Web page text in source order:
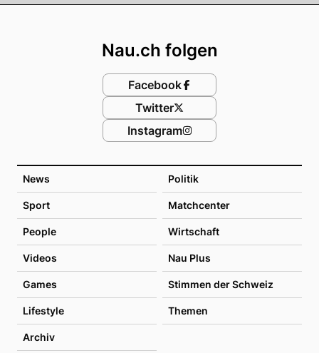
News Politik
Sport Matchcenter
People Wirtschaft
Videos Nau Plus
Games Stimmen der Schweiz
Lifestyle Themen
Archiv
Nau.ch folgen
Facebook
Twitter
Instagram